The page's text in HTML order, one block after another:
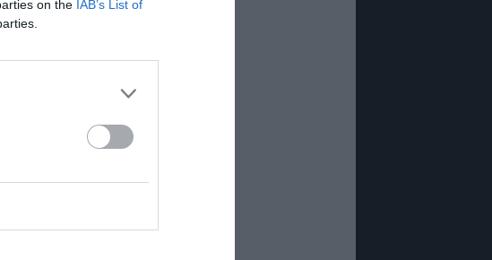
on the IAB’s List of